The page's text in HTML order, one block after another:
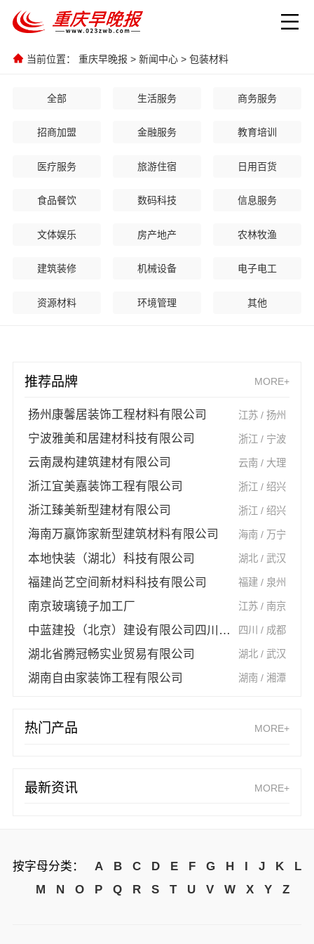
当前位置： 重庆早晚报 > 新闻中心 > 包装材料
全部 生活服务 商务服务
招商加盟 金融服务 教育培训
医疗服务 旅游住宿 日用百货
食品餐饮 数码科技 信息服务
文体娱乐 房产地产 农林牧渔
建筑装修 机械设备 电子电工
资源材料 环境管理 其他
推荐品牌 MORE+
扬州康馨居装饰工程材料有限公司 江苏 / 扬州
宁波雅美和居建材科技有限公司 浙江 / 宁波
云南晟构建筑建材有限公司 云南 / 大理
浙江宜美嘉装饰工程有限公司 浙江 / 绍兴
浙江臻美新型建材有限公司 浙江 / 绍兴
海南万赢饰家新型建筑材料有限公司 海南 / 万宁
本地快装（湖北）科技有限公司 湖北 / 武汉
福建尚艺空间新材料科技有限公司 福建 / 泉州
南京玻璃镜子加工厂 江苏 / 南京
中蓝建投（北京）建设有限公司四川第一分公司 四川 / 成都
湖北省腾冠畅实业贸易有限公司 湖北 / 武汉
湖南自由家装饰工程有限公司 湖南 / 湘潭
热门产品 MORE+
最新资讯 MORE+
按字母分类： A B C D E F G H I J K
L
M
N O P Q R S T U V W X Y Z